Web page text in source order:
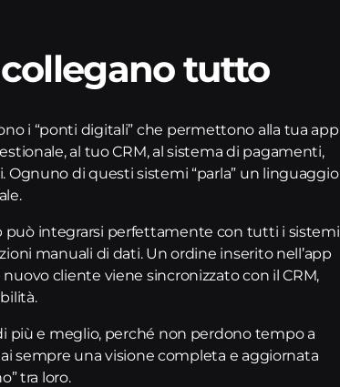
tutto
i “ponti digitali” che permettono alla tua app
al tuo CRM, al sistema di pagamenti,
di questi sistemi “parla” un linguaggio
può integrarsi perfettamente con tutti i sistemi
manuali di dati. Un ordine inserito nell’app
cliente viene sincronizzato con il CRM,
più e meglio, perché non perdono tempo a
sempre una visione completa e aggiornata
tra loro.